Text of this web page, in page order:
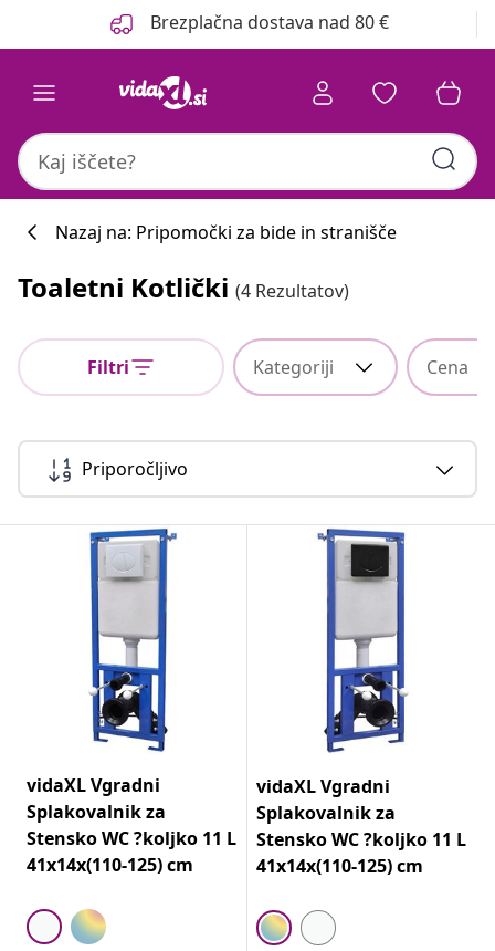
Brezplačna dostava nad 80 €
Nazaj na: Pripomočki za bide in stranišče
Toaletni Kotlički (4 Rezultatov)
Filtri Kategoriji Cena
Priporočljivo
vidaXL Vgradni
Splakovalnik za
Stensko WC ?koljko 11 L
41x14x(110-125) cm
vidaXL Vgradni
Splakovalnik za
Stensko WC ?koljko 11 L
41x14x(110-125) cm